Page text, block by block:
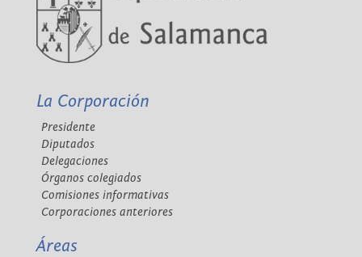
La Corporación
Presidente
Diputados
Delegaciones
Órganos colegiados
Comisiones informativas
Corporaciones anteriores
Áreas